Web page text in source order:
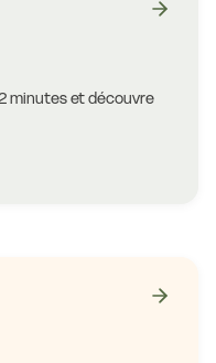
minutes et découvre